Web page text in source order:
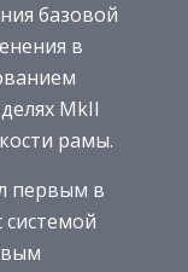
базовой
в
MkII
рамы.
первым в